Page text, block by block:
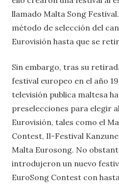
llamado Malta Song
método de selección del
Eurovisión hasta que se
Sin embargo, tras su
festival europeo en el año
televisión publica maltesa
preselecciones para elegir
Eurovisión, tales como el
Contest, Il-Festival
Malta Eurosong. No
introdujeron un nuevo
EuroSong Contest con